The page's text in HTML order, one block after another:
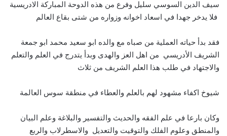
سيف الدين السوسي سليل وفرع من هذه الدوحة المباركة الادريسية
فلا يدخر جهدا في اسعاد اخوانه وزواره من شتى بقاع العالم
فقد بدأ حياته العملية من صباه مع والده ابو سعيد محمد ابو جمعة
الشريف الأدريسي من اهل العز والهدى وبدأ يتدرج في العلم والتعلم
والاجتهاد في طلب هذا العلم الشريف من ثلاث
شيوخ اكفاء مشهود لهم بالعلم والعطاء في منطقة سوس العالمة
وكان بارعا في علم الفقه والحديث والتفسير والبلاغة وعلم البيان
والمنطق وعلوم الفلك والتوقيت والتعديل والاسطرلاب والربع